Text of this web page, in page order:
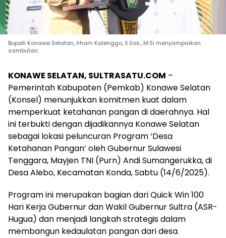
Bupati Konawe Selatan, Irham Kalenggo, S.Sos., M.Si menyampaikan
sambutan.
KONAWE SELATAN, SULTRASATU.COM –
Pemerintah Kabupaten (Pemkab) Konawe Selatan
(Konsel) menunjukkan komitmen kuat dalam
memperkuat ketahanan pangan di daerahnya. Hal
ini terbukti dengan dijadikannya Konawe Selatan
sebagai lokasi peluncuran Program ‘Desa
Ketahanan Pangan’ oleh Gubernur Sulawesi
Tenggara, Mayjen TNI (Purn) Andi Sumangerukka, di
Desa Alebo, Kecamatan Konda, Sabtu (14/6/2025).
Program ini merupakan bagian dari Quick Win 100
Hari Kerja Gubernur dan Wakil Gubernur Sultra (ASR-
Hugua) dan menjadi langkah strategis dalam
membangun kedaulatan pangan dari desa.